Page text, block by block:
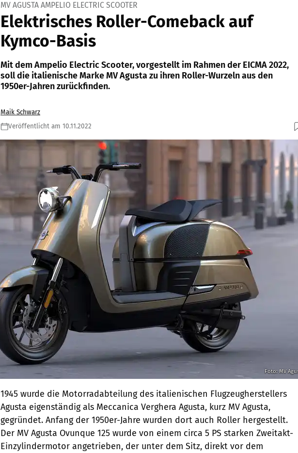
MV AGUSTA AMPELIO ELECTRIC SCOOTER
Elektrisches Roller-Comeback auf
Kymco-Basis
Mit dem Ampelio Electric Scooter, vorgestellt im Rahmen der EICMA 2022,
soll die italienische Marke MV Agusta zu ihren Roller-Wurzeln aus den
1950er-Jahren zurückfinden.
Maik Schwarz
Veröffentlicht am 10.11.2022
Foto: MV
1945 wurde die Motorradabteilung des italienischen Flugzeugherstellers
Agusta eigenständig als Meccanica Verghera Agusta, kurz MV Agusta,
gegründet. Anfang der 1950er-Jahre wurden dort auch Roller hergestellt.
Der MV Agusta Ovunque 125 wurde von einem circa 5 PS starken Zweitakt-
Einzylindermotor angetrieben, der unter dem Sitz, direkt vor dem